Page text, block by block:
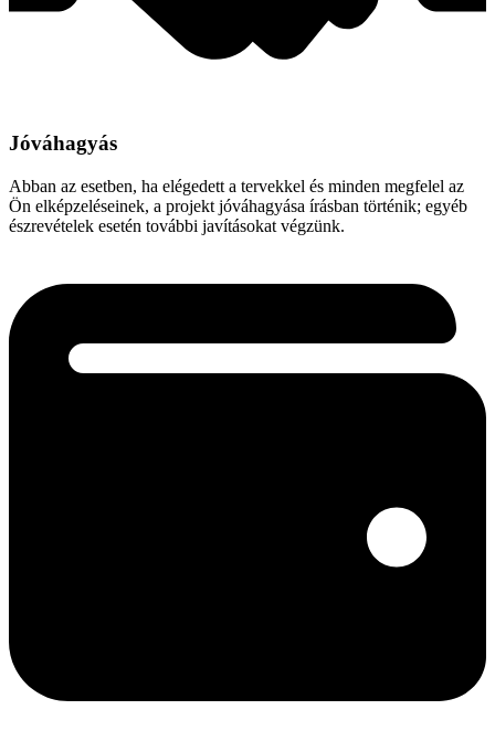
Jóváhagyás
Abban az esetben, ha elégedett a tervekkel és minden megfelel az
Ön elképzeléseinek, a projekt jóváhagyása írásban történik; egyéb
észrevételek esetén további javításokat végzünk.